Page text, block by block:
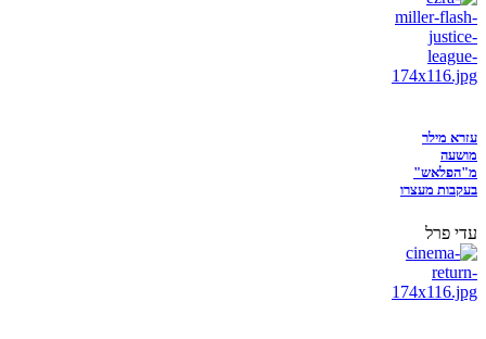
עזרא מילר
מושעה
מ"הפלאש"
בעקבות מעצרו
עדי פרל